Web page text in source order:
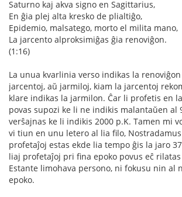
Saturno kaj akva signo en Sagittarius,
En ĝia plej alta kresko de plialtiĝo,
Epidemio, malsatego, morto el milita mano,
La jarcento alproksimiĝas ĝia renoviĝon.
(1:16)
La unua kvarlinia verso indikas la
jarcentoj, aŭ jarmiloj, kiam la jarcentoj
klare indikas la jarmilon. Ĉar li profetis en
povas supozi ke li ne indikis malantaŭen al
verŝajnas ke li indikis 2000 p.K. Tamen mi
vi tiun en unu letero al lia filo,
profetaĵoj estas ekde lia tempo ĝis la jaro
liaj profetaĵoj pri fina epoko povus eĉ rilatas
Estante limohava persono, ni fokusu nin al
epoko.